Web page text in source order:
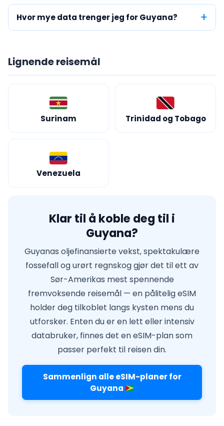
Hvor mye data trenger jeg for Guyana?
Lignende reisemål
Surinam Trinidad og Tobago
Venezuela
Klar til å koble deg til i
Guyana?
Guyanas oljefinansierte vekst, spektakulære
fossefall og urørt regnskog gjør det til ett av
Sør-Amerikas mest spennende
fremvoksende reisemål — en pålitelig eSIM
holder deg tilkoblet langs kysten mens du
utforsker. Enten du er en lett eller intensiv
databruker, finnes det en eSIM-plan som
passer perfekt til reisen din.
Sammenlign alle eSIM-planer for
Guyana